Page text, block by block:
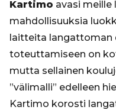
Kartimo avasi
mahdollisuuksia
laitteita langattoman
toteuttamiseen on
mutta sellainen
”välimalli” edelleen
Kartimo korosti